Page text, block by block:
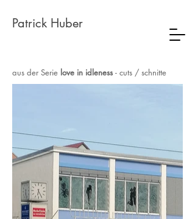
Patrick Huber
aus der Serie love in idleness - cuts / schnitte